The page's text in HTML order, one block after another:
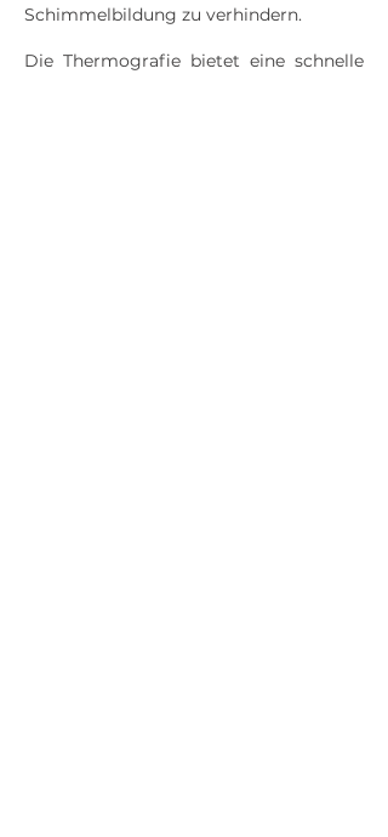
Schimmelbildung zu verhindern.
Die Thermografie bietet eine schnelle